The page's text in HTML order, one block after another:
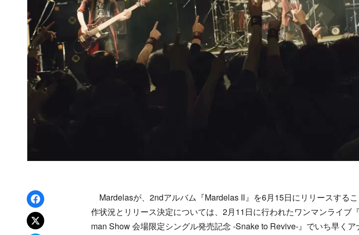
Facebookでシェア
xでポスト
Mardelasが、2ndアルバム『Mardelas Ⅱ』を6月15日にリリースする
作状況とリリース決定については、2月11日に行われたワンマンライブ
man Show 会場限定シングル発売記念 -Snake to Revive-』でいち早く